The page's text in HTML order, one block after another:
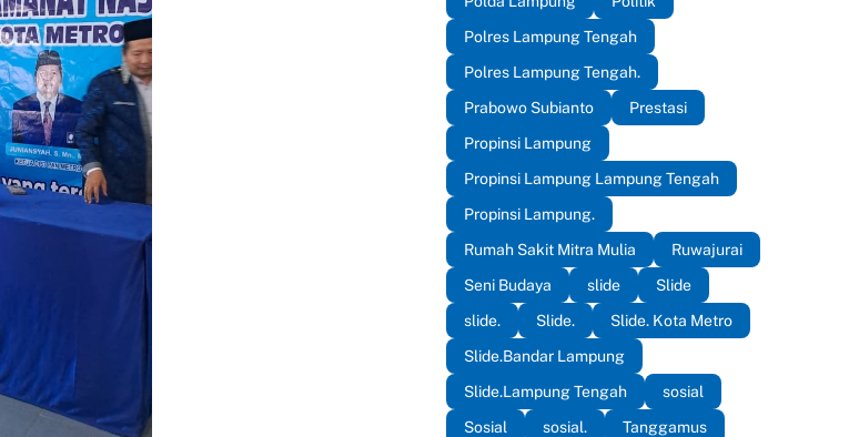
Polres Lampung Tengah
Polres Lampung Tengah.
Prabowo Subianto
Prestasi
Propinsi Lampung
Propinsi Lampung Lampung Tengah
Propinsi Lampung.
Rumah Sakit Mitra Mulia
Ruwajurai
Seni Budaya
slide
Slide
slide.
Slide.
Slide. Kota Metro
Slide.Bandar Lampung
Slide.Lampung Tengah
sosial
Sosial
sosial.
Tanggamus